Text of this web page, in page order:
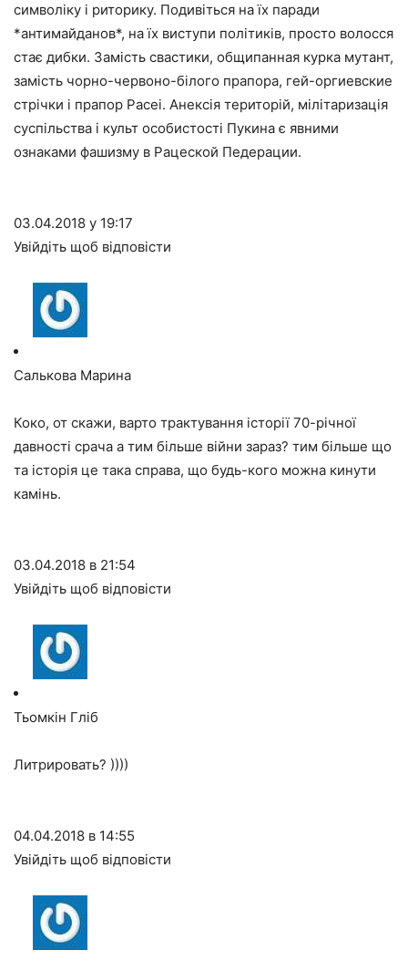
символіку і риторику. Подивіться на їх паради
*антимайданов*, на їх виступи політиків, просто волосся
стає дибки. Замість свастики, общипанная курка мутант,
замість чорно-червоно-білого прапора, гей-оргиевские
стрічки і прапор Расеі. Анексія територій, мілітаризація
суспільства і культ особистості Пукина є явними
ознаками фашизму в Рацеской Педерации.
03.04.2018 у 19:17
Увійдіть щоб відповісти
Салькова Марина
Коко, от скажи, варто трактування історії 70-річної
давності срача а тим більше війни зараз? тим більше що
та історія це така справа, що будь-кого можна кинути
камінь.
03.04.2018 в 21:54
Увійдіть щоб відповісти
Тьомкін Гліб
Литрировать? ))))
04.04.2018 в 14:55
Увійдіть щоб відповісти